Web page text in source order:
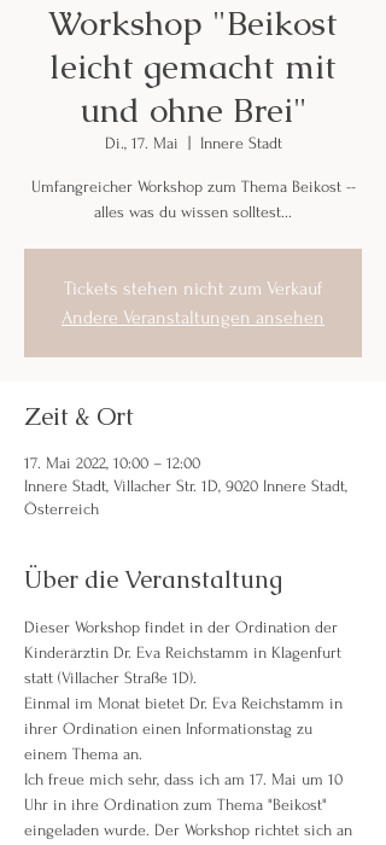
Workshop "Beikost
leicht gemacht mit
und ohne Brei"
Di., 17. Mai Innere Stadt
Umfangreicher Workshop zum Thema Beikost --
alles was du wissen solltest...
Tickets stehen nicht zum Verkauf
Andere Veranstaltungen ansehen
Zeit & Ort
17. Mai 2022, 10:00 – 12:00
Innere Stadt, Villacher Str. 1D, 9020 Innere Stadt,
Österreich
Über die Veranstaltung
Dieser Workshop findet in der Ordination der
Kinderärztin Dr. Eva Reichstamm in Klagenfurt
statt (Villacher Straße 1D).
Einmal im Monat bietet Dr. Eva Reichstamm in
ihrer Ordination einen Informationstag zu
einem Thema an.
Ich freue mich sehr, dass ich am 17. Mai um 10
Uhr in ihre Ordination zum Thema "Beikost"
eingeladen wurde. Der Workshop richtet sich an